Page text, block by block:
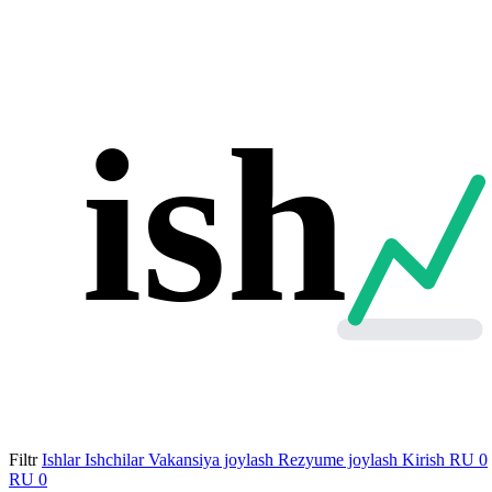
ish
Filtr Ishlar Ishchilar Vakansiya joylash Rezyume joylash Kirish RU 0
RU 0